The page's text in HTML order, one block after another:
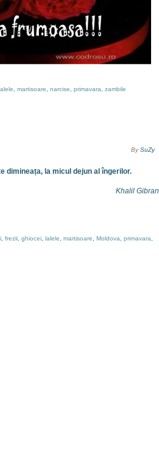
martisoare narcise primavara
zambile
BySuZy
dimineața, la micul dejun al îngerilor.
Khalil Gibran
frezii ghiocei lalele martisoare Moldova primavara